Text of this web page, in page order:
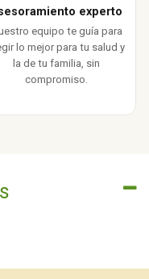
experto
equipo te guía para
lo mejor para tu salud y
la de tu familia, sin
compromiso.